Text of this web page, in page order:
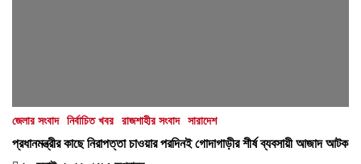
জেলার সংবাদ নির্বাচিত খবর রাজশাহীর সংবাদ সারাদেশ
প্রধানমন্ত্রীর কাছে নিরাপত্তা চাওয়ার পরদিনই গোদাগাড়ীর শীর্ষ ব্যবসায়ী আজাদ আটক